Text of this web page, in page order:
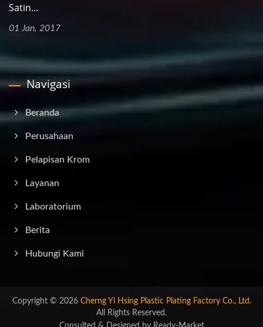
Satin...
01 Jan, 2017
Navigasi
Beranda
Perusahaan
Pelapisan Krom
Layanan
Laboratorium
Berita
Hubungi Kami
Copyright © 2026 Cherng Yi Hsing Plastic Plating Factory Co., Ltd.
All Rights Reserved.